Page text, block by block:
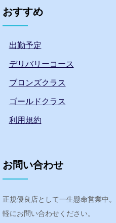
おすすめ
出勤予定
デリバリーコース
ブロンズクラス
ゴールドクラス
利用規約
お問い合わせ
正規優良店として一生懸命営業中
軽にお問い合わせください。